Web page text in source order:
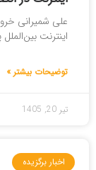
علی شمیرانی
اینترنت
توضیحات بیشتر »
تیر 20, 1405
اخبار برگزیده